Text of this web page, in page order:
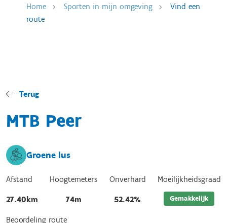
Home Sporten in mijn omgeving
Vind een
route
Terug
MTB Peer
Groene lus
Afstand
27.40km
Hoogtemeters
74m
Onverhard
52.42%
Moeilijkheidsgraad
Gemakkelijk
Beoordeling route